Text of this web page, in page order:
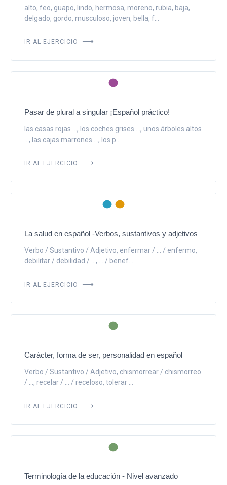
alto, feo, guapo, lindo, hermosa, moreno, rubia, baja,
delgado, gordo, musculoso, joven, bella, f...
IR AL EJERCICIO
Pasar de plural a singular ¡Español práctico!
las casas rojas ..., los coches grises ..., unos árboles altos
..., las cajas marrones ..., los p...
IR AL EJERCICIO
La salud en español -Verbos, sustantivos y adjetivos
Verbo / Sustantivo / Adjetivo, enfermar / ... / enfermo,
debilitar / debilidad / ..., ... / benef...
IR AL EJERCICIO
Carácter, forma de ser, personalidad en español
Verbo / Sustantivo / Adjetivo, chismorrear / chismorreo
/ ..., recelar / ... / receloso, tolerar ...
IR AL EJERCICIO
Terminología de la educación - Nivel avanzado